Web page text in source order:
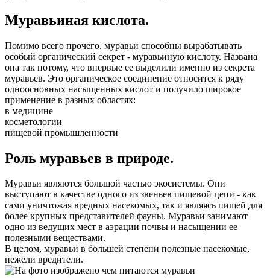
Муравьиная кислота.
Помимо всего прочего, муравьи способны вырабатывать
особый органический секрет - муравьиную кислоту. Названа
она так потому, что впервые ее выделили именно из секрета
муравьев. Это органическое соединение относится к ряду
одноосновных насыщенных кислот и получило широкое
применение в разных областях:
в медицине
косметологии
пищевой промышленности
Роль муравьев в природе.
Муравьи являются большой частью экосистемы. Они
выступают в качестве одного из звеньев пищевой цепи - как
сами уничтожая вредных насекомых, так и являясь пищей для
более крупных представителей фауны. Муравьи занимают
одно из ведущих мест в аэрации почвы и насыщении ее
полезными веществами.
В целом, муравьи в большей степени полезные насекомые,
нежели вредители.